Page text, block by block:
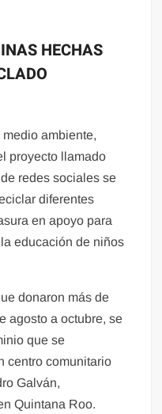
HECHAS
ambiente,
proyecto llamado
redes sociales se
diferentes
en apoyo para
educación de niños
donaron más de
agosto a octubre, se
que se
centro comunitario
Galván,
Quintana Roo.